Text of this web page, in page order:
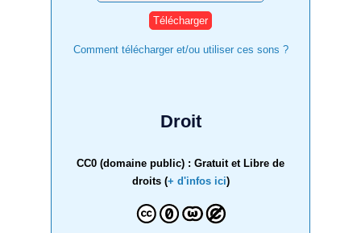
Comment télécharger et/ou utiliser ces sons ?
Droit
CC0 (domaine public) : Gratuit et Libre de
droits (+ d'infos ici)